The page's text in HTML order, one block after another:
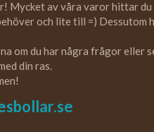
Mycket av våra varor hittar du
och lite till =) Dessutom
om du har några frågor eller
din ras.